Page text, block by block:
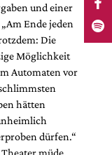
und einer
Ende jeden
Die
Möglichkeit
Automaten vor
hätten
dürfen.“
müde,